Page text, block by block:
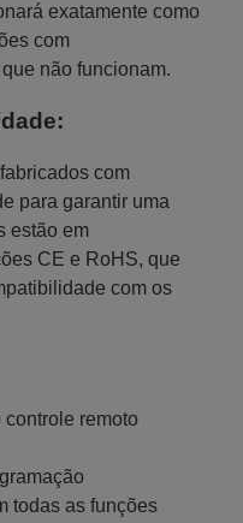
exatamente como
com
não funcionam.
com
para garantir uma
estão em
CE e RoHS, que
com os
remoto
todas as funções